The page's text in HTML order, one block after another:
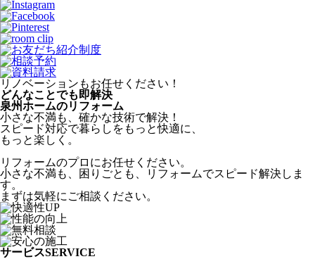
リノベーションもお任せください！
どんなことでも 即解決
泉州ホームのリフォーム
小さな不満も、 確かな技術で解決！
スピード対応で暮らしをもっと快適に、
もっと楽しく。
リフォームのプロにお任せください。
小さな不満も、困りごとも、リフォームでスピード解決しま
す。
まずは気軽にご相談ください。
サービスSERVICE